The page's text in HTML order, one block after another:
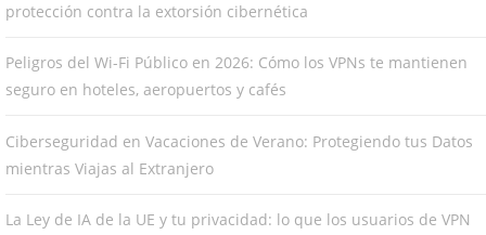
protección contra la extorsión cibernética
Peligros del Wi-Fi Público en 2026: Cómo los VPNs te mantienen
seguro en hoteles, aeropuertos y cafés
Ciberseguridad en Vacaciones de Verano: Protegiendo tus Datos
mientras Viajas al Extranjero
La Ley de IA de la UE y tu privacidad: lo que los usuarios de VPN